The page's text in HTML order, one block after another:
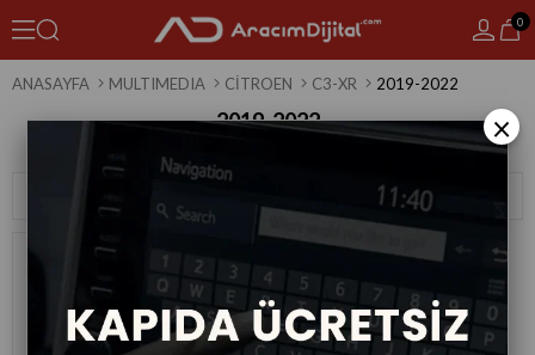
0
ANASAYFA MULTIMEDIA CITROEN C3-XR 2019-2022
2019-2022
Filtreleme
×